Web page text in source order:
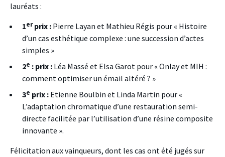
lauréats :
1er prix : Pierre Layan et Mathieu Régis pour « Histoire
d’un cas esthétique complexe : une succession d’actes
simples »
2e : prix : Léa Massé et Elsa Garot pour « Onlay et MIH :
comment optimiser un émail altéré ? »
3e prix : Etienne Boulbin et Linda Martin pour «
L’adaptation chromatique d’une restauration semi-
directe facilitée par l’utilisation d’une résine composite
innovante ».
Félicitation aux vainqueurs, dont les cas ont été jugés sur